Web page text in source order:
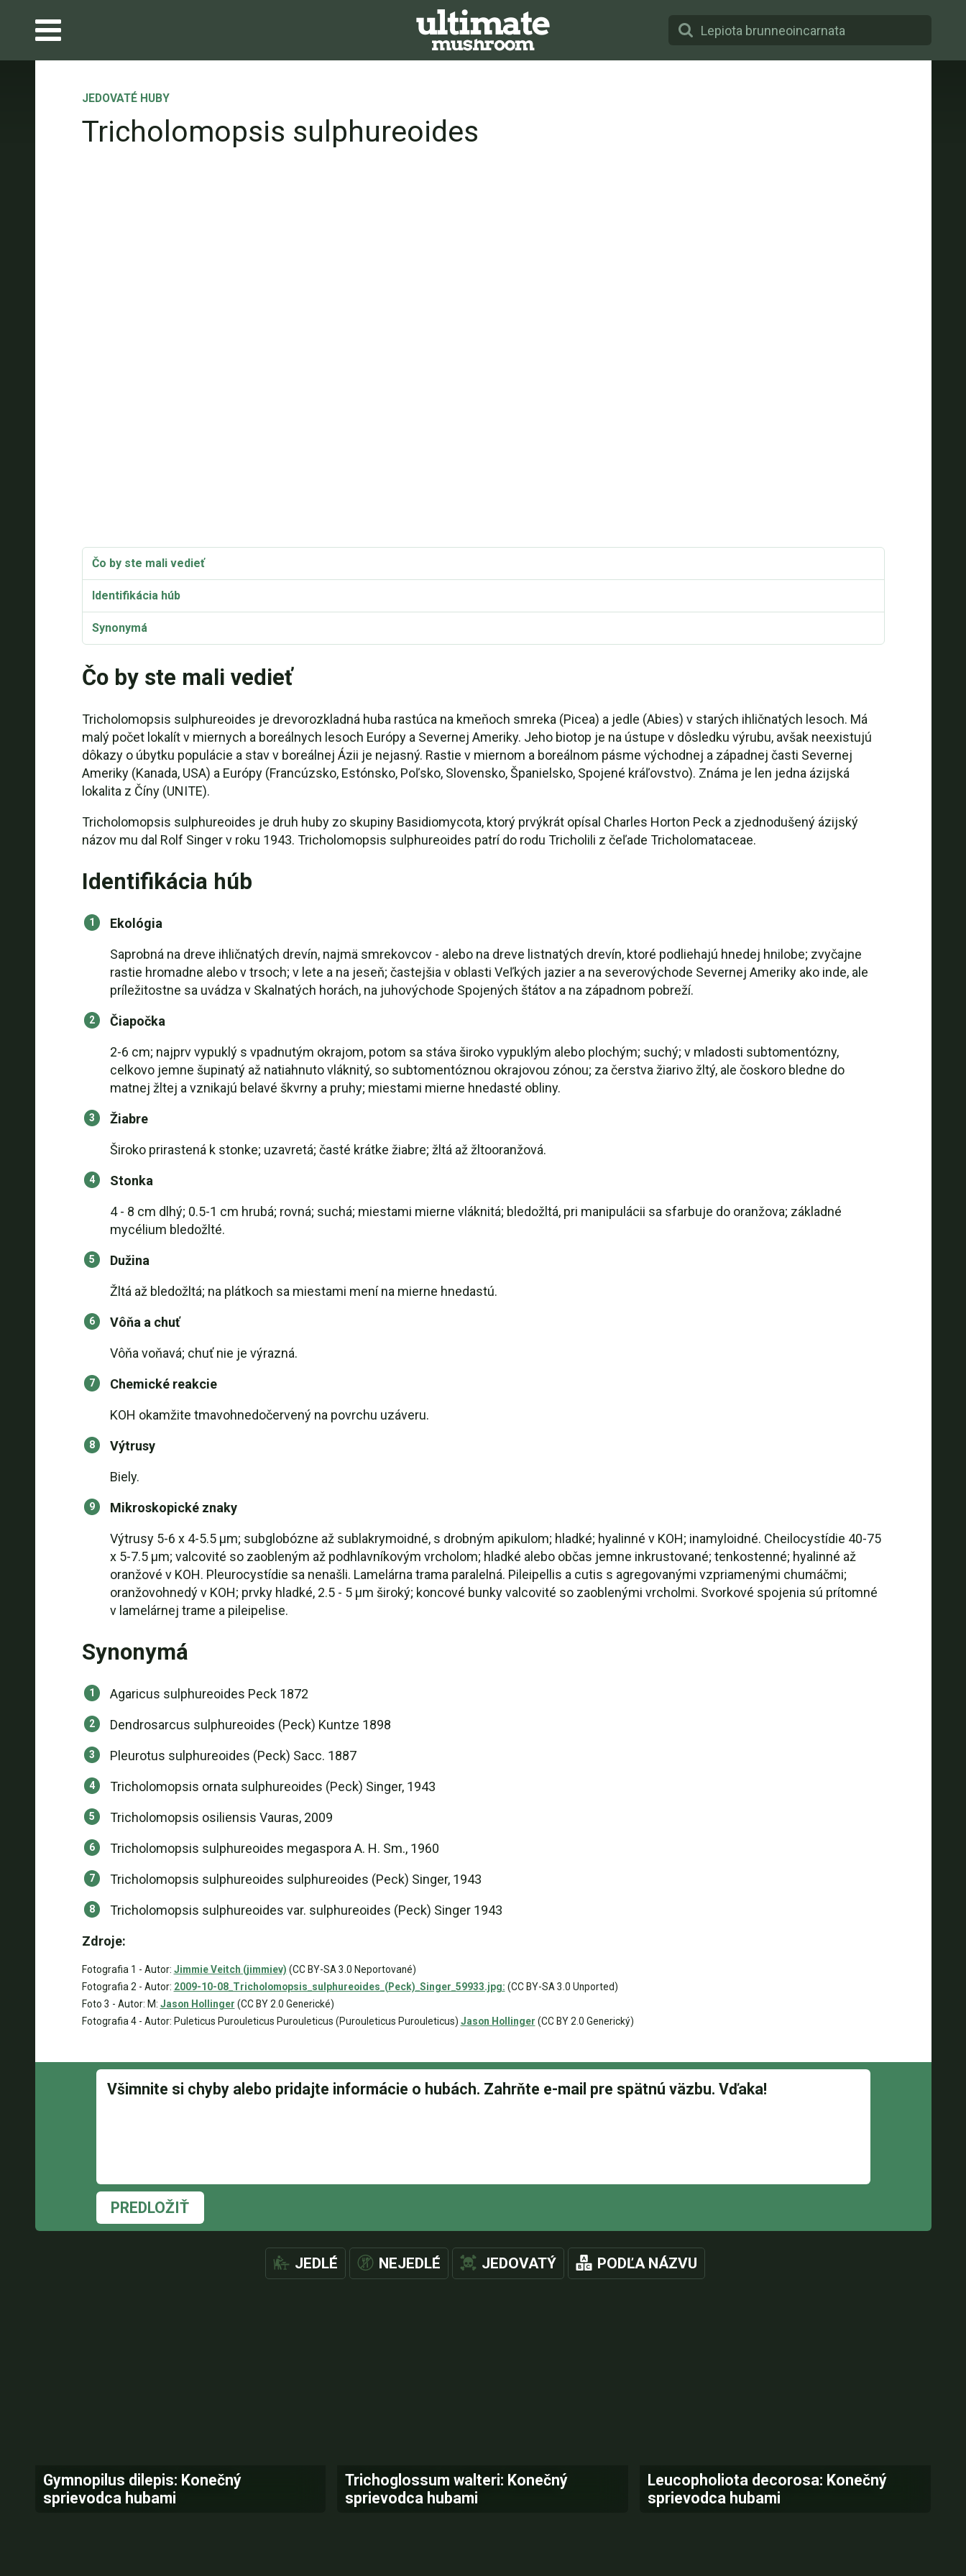
JEDOVATÉ HUBY
Tricholomopsis sulphureoides
Čo by ste mali vedieť
Identifikácia húb
Synonymá
Čo by ste mali vedieť
Tricholomopsis sulphureoides je drevorozkladná huba rastúca na kmeňoch smreka (Picea) a jedle (Abies) v starých ihličnatých lesoch. Má
malý počet lokalít v miernych a boreálnych lesoch Európy a Severnej Ameriky. Jeho biotop je na ústupe v dôsledku výrubu, avšak neexistujú
dôkazy o úbytku populácie a stav v boreálnej Ázii je nejasný. Rastie v miernom a boreálnom pásme východnej a západnej časti Severnej
Ameriky (Kanada, USA) a Európy (Francúzsko, Estónsko, Poľsko, Slovensko, Španielsko, Spojené kráľovstvo). Známa je len jedna ázijská
lokalita z Číny (UNITE).
Tricholomopsis sulphureoides je druh huby zo skupiny Basidiomycota, ktorý prvýkrát opísal Charles Horton Peck a zjednodušený ázijský
názov mu dal Rolf Singer v roku 1943. Tricholomopsis sulphureoides patrí do rodu Tricholili z čeľade Tricholomataceae.
Identifikácia húb
Ekológia
Saprobná na dreve ihličnatých drevín, najmä smrekovcov - alebo na dreve listnatých drevín, ktoré podliehajú hnedej hnilobe; zvyčajne
rastie hromadne alebo v trsoch; v lete a na jeseň; častejšia v oblasti Veľkých jazier a na severovýchode Severnej Ameriky ako inde, ale
príležitostne sa uvádza v Skalnatých horách, na juhovýchode Spojených štátov a na západnom pobreží.
Čiapočka
2-6 cm; najprv vypuklý s vpadnutým okrajom, potom sa stáva široko vypuklým alebo plochým; suchý; v mladosti subtomentózny,
celkovo jemne šupinatý až natiahnuto vláknitý, so subtomentóznou okrajovou zónou; za čerstva žiarivo žltý, ale čoskoro bledne do
matnej žltej a vznikajú belavé škvrny a pruhy; miestami mierne hnedasté obliny.
Žiabre
Široko prirastená k stonke; uzavretá; časté krátke žiabre; žltá až žltooranžová.
Stonka
4 - 8 cm dlhý; 0.5-1 cm hrubá; rovná; suchá; miestami mierne vláknitá; bledožltá, pri manipulácii sa sfarbuje do oranžova; základné
mycélium bledožlté.
Dužina
Žltá až bledožltá; na plátkoch sa miestami mení na mierne hnedastú.
Vôňa a chuť
Vôňa voňavá; chuť nie je výrazná.
Chemické reakcie
KOH okamžite tmavohnedočervený na povrchu uzáveru.
Výtrusy
Biely.
Mikroskopické znaky
Výtrusy 5-6 x 4-5.5 µm; subglobózne až sublakrymoidné, s drobným apikulom; hladké; hyalinné v KOH; inamyloidné. Cheilocystídie 40-75
x 5-7.5 µm; valcovité so zaobleným až podhlavníkovým vrcholom; hladké alebo občas jemne inkrustované; tenkostenné; hyalinné až
oranžové v KOH. Pleurocystídie sa nenašli. Lamelárna trama paralelná. Pileipellis a cutis s agregovanými vzpriamenými chumáčmi;
oranžovohnedý v KOH; prvky hladké, 2.5 - 5 µm široký; koncové bunky valcovité so zaoblenými vrcholmi. Svorkové spojenia sú prítomné
v lamelárnej trame a pileipelise.
Synonymá
Agaricus sulphureoides Peck 1872
Dendrosarcus sulphureoides (Peck) Kuntze 1898
Pleurotus sulphureoides (Peck) Sacc. 1887
Tricholomopsis ornata sulphureoides (Peck) Singer, 1943
Tricholomopsis osiliensis Vauras, 2009
Tricholomopsis sulphureoides megaspora A. H. Sm., 1960
Tricholomopsis sulphureoides sulphureoides (Peck) Singer, 1943
Tricholomopsis sulphureoides var. sulphureoides (Peck) Singer 1943
Zdroje:
Fotografia 1 - Autor: Jimmie Veitch (jimmiev) (CC BY-SA 3.0 Neportované)
Fotografia 2 - Autor: 2009-10-08_Tricholomopsis_sulphureoides_(Peck)_Singer_59933.jpg: (CC BY-SA 3.0 Unported)
Foto 3 - Autor: M: Jason Hollinger (CC BY 2.0 Generické)
Fotografia 4 - Autor: Puleticus Purouleticus Purouleticus (Purouleticus Purouleticus) Jason Hollinger (CC BY 2.0 Generický)
PREDLOŽIŤ
JEDLÉ NEJEDLÉ JEDOVATÝ PODĽA NÁZVU
Gymnopilus dilepis: Konečný
sprievodca hubami
Trichoglossum walteri: Konečný
sprievodca hubami
Leucopholiota decorosa: Konečný
sprievodca hubami